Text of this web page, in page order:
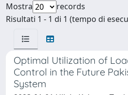
Mostra
records
Risultati 1 - 1 di 1 (tempo di
Optimal Utilization of
Control in the Future
System